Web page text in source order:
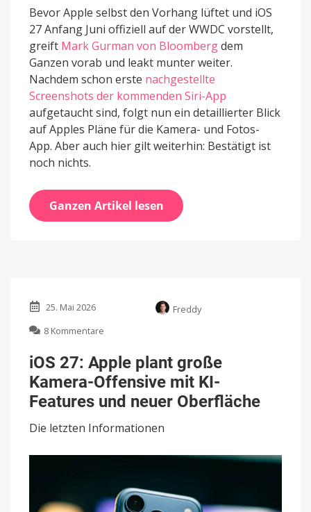
Bevor Apple selbst den Vorhang lüftet und iOS
27 Anfang Juni offiziell auf der WWDC vorstellt,
greift Mark Gurman von Bloombergdem
Ganzen vorab und leakt munter weiter.
Nachdem schon erste nachgestellte
Screenshots der kommenden Siri-App
aufgetaucht sind, folgt nun ein detaillierter Blick
auf Apples Pläne für die Kamera- und Fotos-
App. Aber auch hier gilt weiterhin: Bestätigt ist
noch nichts.
Ganzen Artikel lesen
25. Mai 2026
Freddy
8 Kommentare
27:
Apple
plant
große
Kamera-
Offensive
neuer
Oberfläche
iOS 27: Apple plant große
Kamera-Offensive mit KI-
Features und neuer Oberfläche
Die letzten Informationen